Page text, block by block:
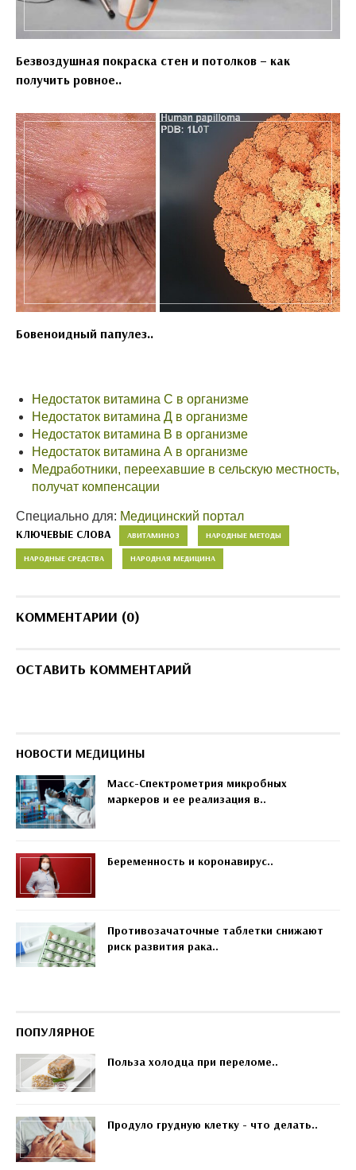
Безвоздушная покраска стен и потолков – как
получить ровное..
Бовеноидный папулез..
Недостаток витамина С в организме
Недостаток витамина Д в организме
Недостаток витамина В в организме
Недостаток витамина А в организме
Медработники, переехавшие в сельскую местность,
получат компенсации
Специально для: Медицинский портал
КЛЮЧЕВЫЕ СЛОВА АВИТАМИНОЗ НАРОДНЫЕ МЕТОДЫ
НАРОДНЫЕ СРЕДСТВА НАРОДНАЯ МЕДИЦИНА
КОММЕНТАРИИ (0)
ОСТАВИТЬ КОММЕНТАРИЙ
НОВОСТИ МЕДИЦИНЫ
Масс-Спектрометрия микробных
маркеров и ее реализация в..
Беременность и коронавирус..
Противозачаточные таблетки снижают
риск развития рака..
ПОПУЛЯРНОЕ
Польза холодца при переломе..
Продуло грудную клетку - что делать..